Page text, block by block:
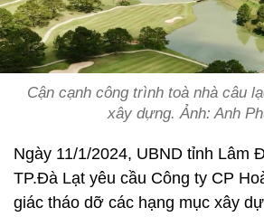
Cận cạnh công trình toà nhà câu
xây dựng. Ảnh: Anh
Ngày 11/1/2024, UBND tỉnh Lâm
TP.Đà Lạt yêu cầu Công ty CP
giác tháo dỡ các hạng mục xây